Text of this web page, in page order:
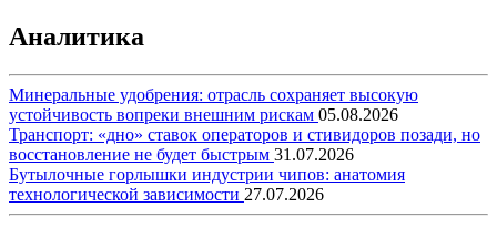
Аналитика
Минеральные удобрения: отрасль сохраняет высокую
устойчивость вопреки внешним рискам 05.08.2026
Транспорт: «дно» ставок операторов и стивидоров позади, но
восстановление не будет быстрым 31.07.2026
Бутылочные горлышки индустрии чипов: анатомия
технологической зависимости 27.07.2026